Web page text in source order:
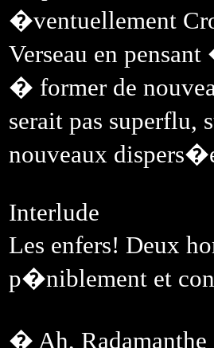
�ventuellement
Verseau en
� former de
serait pas
nouveaux
Interlude
Les enfers! Deux
p�niblement et
� Ah,